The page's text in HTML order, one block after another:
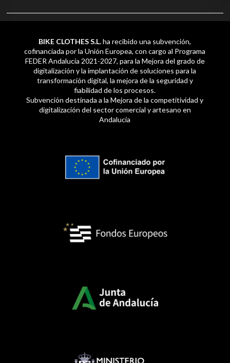
BIKE CLOTHES S.L.ha recibido una subvención,
cofinanciada por la Unión Europea, con cargo al Programa
FEDER Andalucía 2021-2027, para la Mejora del grado de
digitalización y la implantación de soluciones para la
transformación digital, la mejora de la seguridad y
fiabilidad de los procesos.
Subvención destinada a la Mejora de la competitividad y
digitalización del sector comercial y artesano en
Andalucía